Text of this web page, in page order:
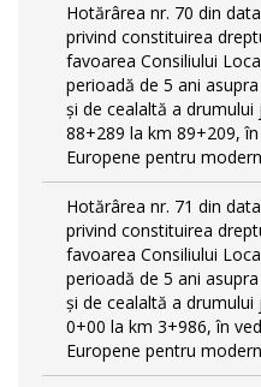
Hotărârea nr. 70 din
privind constituirea
favoarea Consiliului
perioadă de 5 ani
și de cealaltă a drumului
88+289 la km 89+209,
Europene pentru
Hotărârea nr. 71 din
privind constituirea
favoarea Consiliului
perioadă de 5 ani
și de cealaltă a drumului
0+00 la km 3+986, în
Europene pentru